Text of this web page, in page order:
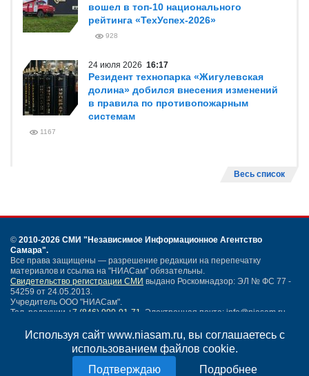
Используя сайт www.niasam.ru, вы соглашаетесь с
использованием файлов cookie.
Подробнее
вошел в топ-10 национального
рейтинга «ТехУспех-2026»
928
24 июля 2026 16:17
Резидент технопарка «Жигулевская
долина» добился внесения изменений
в правила по противопожарным
системам
1167
Весь список
© 2010-2026 СМИ "Независимое Информационное Агентство
Самара".
Все права защищены — разрешение редакции на перепечатку
материалов и ссылка на "НИАСам" обязательны.
Свидетельство регистрации СМИ выдано Роскомнадзор: ЭЛ № ФС 77 -
54259 от 24.05.2013.
Учредитель ООО "НИАСам".
Тел. редакции +7 (846) 990-91-71. Электронная почта: info@niasam.ru
Написать письмо